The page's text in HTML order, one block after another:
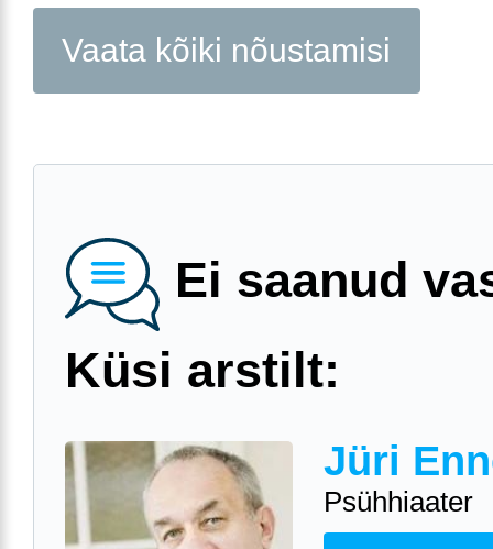
Vaata kõiki nõustamisi
Ei saanud
Küsi arstilt:
Jüri
Psühhiaater